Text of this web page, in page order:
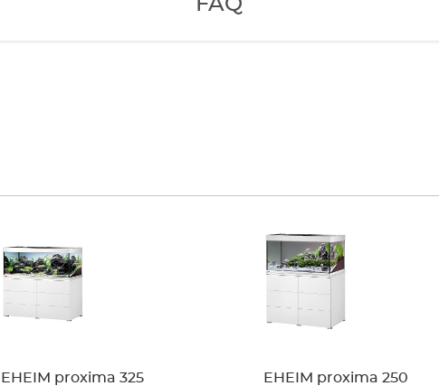
EHEIM proxima 325 EHEIM proxima 250